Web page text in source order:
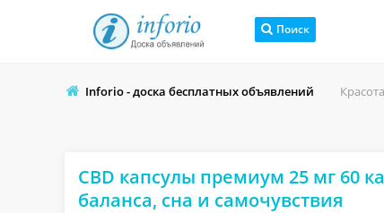
Поиск
Inforio - доска бесплатных объявлений
CBD капсулы премиум 25 мг 60
баланса, сна и самочувствия